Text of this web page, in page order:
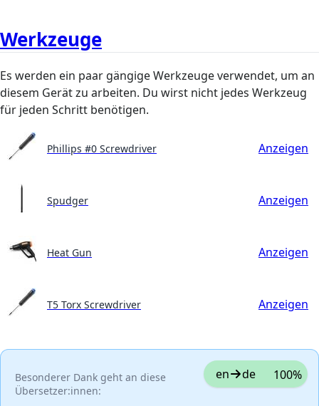
Werkzeuge
Es werden ein paar gängige Werkzeuge verwendet, um an
diesem Gerät zu arbeiten. Du wirst nicht jedes Werkzeug
für jeden Schritt benötigen.
Phillips #0 Screwdriver Anzeigen
Spudger Anzeigen
Heat Gun Anzeigen
T5 Torx Screwdriver Anzeigen
Besonderer Dank geht an diese
Übersetzer:innen:
en de 100%